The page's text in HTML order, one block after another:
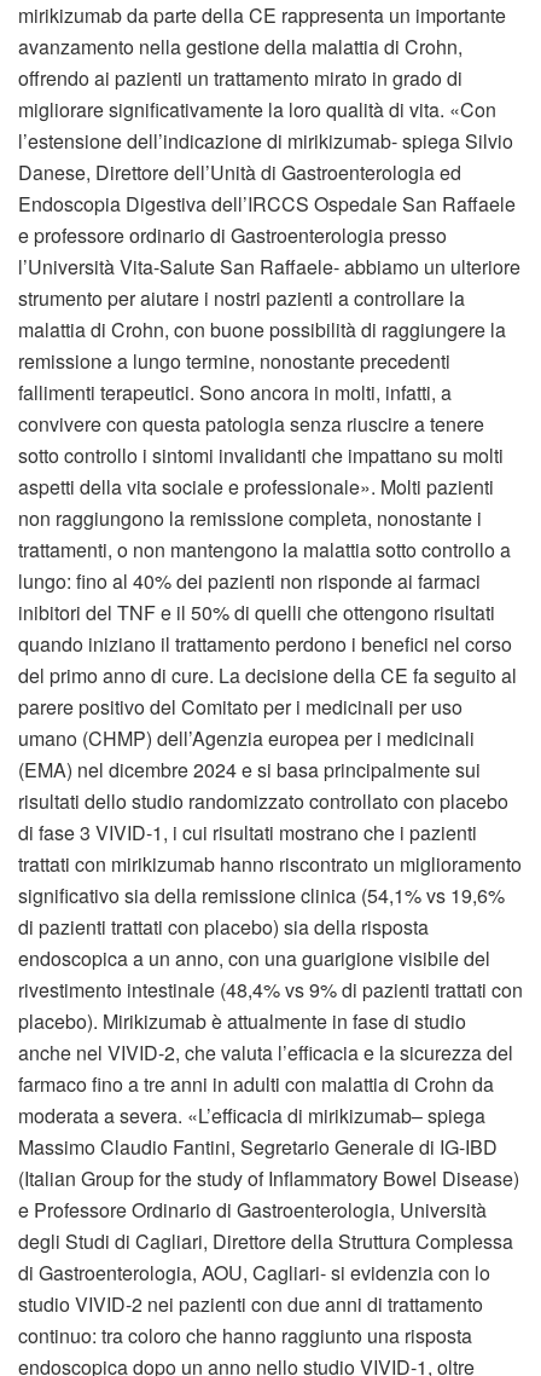
mirikizumab da parte della CE rappresenta un importante
avanzamento nella gestione della malattia di Crohn,
offrendo ai pazienti un trattamento mirato in grado di
migliorare significativamente la loro qualità di vita. «Con
l’estensione dell’indicazione di mirikizumab- spiega Silvio
Danese, Direttore dell’Unità di Gastroenterologia ed
Endoscopia Digestiva dell’IRCCS Ospedale San Raffaele
e professore ordinario di Gastroenterologia presso
l’Università Vita-Salute San Raffaele- abbiamo un ulteriore
strumento per aiutare i nostri pazienti a controllare la
malattia di Crohn, con buone possibilità di raggiungere la
remissione a lungo termine, nonostante precedenti
fallimenti terapeutici. Sono ancora in molti, infatti, a
convivere con questa patologia senza riuscire a tenere
sotto controllo i sintomi invalidanti che impattano su molti
aspetti della vita sociale e professionale». Molti pazienti
non raggiungono la remissione completa, nonostante i
trattamenti, o non mantengono la malattia sotto controllo a
lungo: fino al 40% dei pazienti non risponde ai farmaci
inibitori del TNF e il 50% di quelli che ottengono risultati
quando iniziano il trattamento perdono i benefici nel corso
del primo anno di cure. La decisione della CE fa seguito al
parere positivo del Comitato per i medicinali per uso
umano (CHMP) dell’Agenzia europea per i medicinali
(EMA) nel dicembre 2024 e si basa principalmente sui
risultati dello studio randomizzato controllato con placebo
di fase 3 VIVID-1, i cui risultati mostrano che i pazienti
trattati con mirikizumab hanno riscontrato un miglioramento
significativo sia della remissione clinica (54,1% vs 19,6%
di pazienti trattati con placebo) sia della risposta
endoscopica a un anno, con una guarigione visibile del
rivestimento intestinale (48,4% vs 9% di pazienti trattati con
placebo). Mirikizumab è attualmente in fase di studio
anche nel VIVID-2, che valuta l’efficacia e la sicurezza del
farmaco fino a tre anni in adulti con malattia di Crohn da
moderata a severa. «L’efficacia di mirikizumab– spiega
Massimo Claudio Fantini, Segretario Generale di IG-IBD
(Italian Group for the study of Inflammatory Bowel Disease)
e Professore Ordinario di Gastroenterologia, Università
degli Studi di Cagliari, Direttore della Struttura Complessa
di Gastroenterologia, AOU, Cagliari- si evidenzia con lo
studio VIVID-2 nei pazienti con due anni di trattamento
continuo: tra coloro che hanno raggiunto una risposta
endoscopica dopo un anno nello studio VIVID-1, oltre